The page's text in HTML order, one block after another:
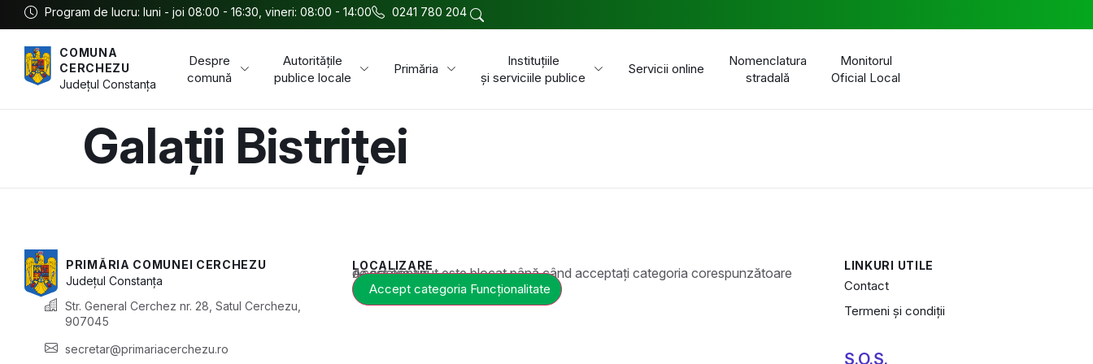
Program de lucru: luni - joi 08:00 - 16:30, vineri: 08:00 - 14:00 0241 780 204
COMUNA
CERCHEZU
JudețulConstanța
Despre
comună
Autoritățile
publice locale
Primăria
Instituțiile
și serviciile publice
Servicii online
Nomenclatura
stradală
Monitorul
Oficial Local
Galații Bistriței
PRIMĂRIA COMUNEI CERCHEZU
JudețulConstanța
Str. General Cerchez nr. 28, Satul Cerchezu,
907045
secretar@primariacerchezu.ro
LOCALIZARE
Acest conținut este blocat până când acceptați categoria corespunzătoare de cookie-uri.
Accept categoria Funcționalitate
LINKURI UTILE
Contact
Termeni și condiții
S.O.S.